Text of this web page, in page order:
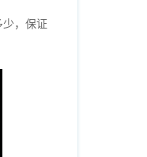
，保证